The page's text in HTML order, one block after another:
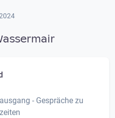
- Gespräche zu